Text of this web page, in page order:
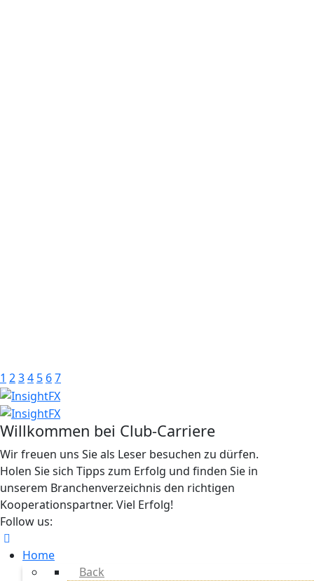
1 234 5 67
Willkommen bei Club-Carriere
Wir freuen uns Sie als Leser besuchen zu dürfen.
Holen Sie sich Tipps zum Erfolg und finden Sie in
unserem Branchenverzeichnis den richtigen
Kooperationspartner. Viel Erfolg!
Follow us:
Home
Back